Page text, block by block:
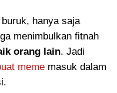
hanya saja
menimbulkan fitnah
orang lain. Jadi
meme masuk dalam